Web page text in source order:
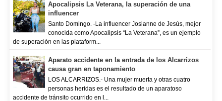
Apocalipsis La Veterana, la superación de una
influencer
Santo Domingo. -La influencer Josianne de Jesús, mejor
conocida como Apocalipsis “La Veterana”, es un ejemplo
de superación en las plataform...
Aparato accidente en la entrada de los Alcarrizos
causa gran en taponamiento
LOS ALCARRIZOS.- Una mujer muerta y otras cuatro
personas heridas es el resultado de un aparatoso
accidente de tránsito ocurrido en l...